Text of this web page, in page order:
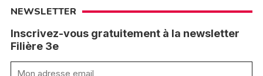
NEWSLETTER
Inscrivez-vous gratuitement à la newsletter
Filière 3e